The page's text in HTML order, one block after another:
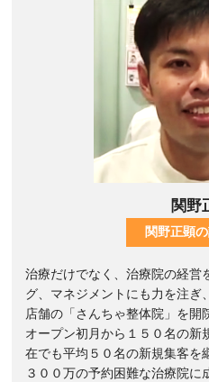
関野
関野正顕
治療だけでなく、治療院の経営
グ、マネジメントにも力を注ぎ
店舗の「さんちゃ整体院」を開
オープン初月から１５０名の新
在でも平均５０名の新規集客を
３００万の予約困難な治療院に